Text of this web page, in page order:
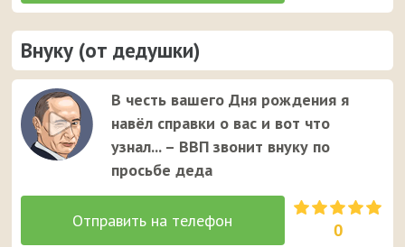
Внуку (от дедушки)
В честь вашего Дня рождения я
навёл справки о вас и вот что
узнал... – ВВП звонит внуку по
просьбе деда
0